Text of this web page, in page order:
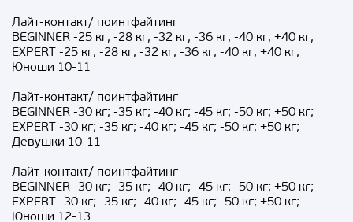
Лайт-контакт/ поинтфайтинг
BEGINNER -25 кг; -28 кг; -32 кг; -36 кг; -40 кг; +40 кг;
EXPERT -25 кг; -28 кг; -32 кг; -36 кг; -40 кг; +40 кг;
Юноши 10-11
Лайт-контакт/ поинтфайтинг
BEGINNER -30 кг; -35 кг; -40 кг; -45 кг; -50 кг; +50 кг;
EXPERT -30 кг; -35 кг; -40 кг; -45 кг; -50 кг; +50 кг;
Девушки 10-11
Лайт-контакт/ поинтфайтинг
BEGINNER -30 кг; -35 кг; -40 кг; -45 кг; -50 кг; +50 кг;
EXPERT -30 кг; -35 кг; -40 кг; -45 кг; -50 кг; +50 кг;
Юноши 12-13